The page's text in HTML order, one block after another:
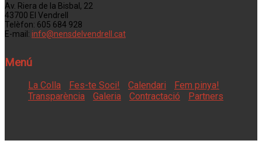
Av. Riera de la Bisbal, 22
43700 El Vendrell
Telèfon: 605 684 928
E-mail: info@nensdelvendrell.cat
Menú
La Colla Fes-te Soci! Calendari
Fem pinya!
Transparència
Galeria Contractació Partners